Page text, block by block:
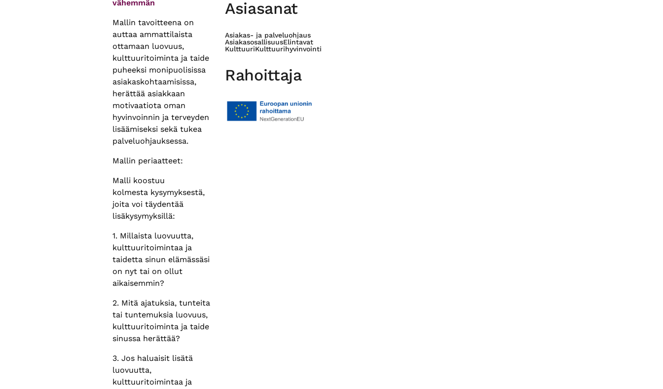
vähemmän
Mallin tavoitteena on
auttaa ammattilaista
ottamaan luovuus,
kulttuuritoiminta ja taide
puheeksi monipuolisissa
asiakaskohtaamisissa,
herättää asiakkaan
motivaatiota oman
hyvinvoinnin ja terveyden
lisäämiseksi sekä tukea
palveluohjauksessa.
Mallin periaatteet:
Malli koostuu
kolmesta kysymyksestä,
joita voi täydentää
lisäkysymyksillä:
1. Millaista luovuutta,
kulttuuritoimintaa ja
taidetta sinun elämässäsi
on nyt tai on ollut
aikaisemmin?​
2. Mitä ajatuksia, tunteita
tai tuntemuksia luovuus,
kulttuuritoiminta ja taide
sinussa herättää?​
3. Jos haluaisit lisätä
luovuutta,
kulttuuritoimintaa ja
Asiasanat
Asiakas- ja palveluohjaus
AsiakasosallisuusElintavat
KulttuuriKulttuurihyvinvointi
Rahoittaja